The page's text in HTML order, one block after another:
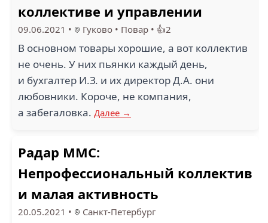
коллективе и управлении
09.06.2021 • Гуково • Повар • 👍2
В основном товары хорошие, а вот коллектив
не очень. У них пьянки каждый день,
и бухгалтер И.З. и их директор Д.А. они
любовники. Короче, не компания,
а забегаловка. Далее →
Радар ММС:
Непрофессиональный коллектив
и малая активность
20.05.2021 • Санкт-Петербург